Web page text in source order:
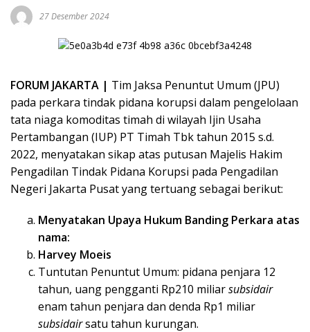
27 Desember 2024
FORUM JAKARTA | Tim Jaksa Penuntut Umum (JPU)
pada perkara tindak pidana korupsi dalam pengelolaan
tata niaga komoditas timah di wilayah Ijin Usaha
Pertambangan (IUP) PT Timah Tbk tahun 2015 s.d.
2022, menyatakan sikap atas putusan Majelis Hakim
Pengadilan Tindak Pidana Korupsi pada Pengadilan
Negeri Jakarta Pusat yang tertuang sebagai berikut:
Menyatakan Upaya Hukum Banding Perkara atas
nama:
Harvey Moeis
Tuntutan Penuntut Umum: pidana penjara 12
tahun, uang pengganti Rp210 miliarsubsidair
enam tahun penjara dan denda Rp1 miliar
subsidairsatu tahun kurungan.